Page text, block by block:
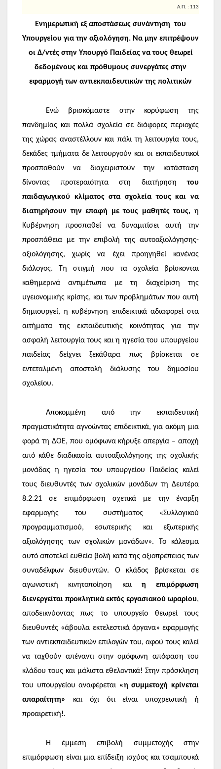
Α.Π. : 113
Eνημερωτική εξ αποστάσεως συνάντηση του
Υπουργείου για την αξιολόγηση. Να μην επιτρέψουν
οι Δ/ντές στην Υπουργό Παιδείας να τους θεωρεί
δεδομένους και πρόθυμους συνεργάτες στην
εφαρμογή των αντιεκπαιδευτικών της πολιτικών
Ενώ βρισκόμαστε στην κορύφωση της
πανδημίας και πολλά σχολεία σε διάφορες περιοχές
της χώρας αναστέλλουν και πάλι τη λειτουργία τους,
δεκάδες τμήματα δε λειτουργούν και οι εκπαιδευτικοί
προσπαθούν να διαχειριστούν την κατάσταση
δίνοντας προτεραιότητα στη διατήρησητου
παιδαγωγικού κλίματος στα σχολεία τους και να
διατηρήσουν την επαφή με τους μαθητές τους, η
Κυβέρνηση προσπαθεί να δυναμιτίσει αυτή την
προσπάθεια με την επιβολή της αυτοαξιολόγησης-
αξιολόγησης, χωρίς να έχει προηγηθεί κανένας
διάλογος. Τη στιγμή που τα σχολεία βρίσκονται
καθημερινά αντιμέτωπα με τη διαχείριση της
υγειονομικής κρίσης, και των προβλημάτων που αυτή
δημιουργεί, η κυβέρνηση επιδεικτικά αδιαφορεί στα
αιτήματα της εκπαιδευτικής κοινότητας για την
ασφαλή λειτουργία τους και η ηγεσία του υπουργείου
παιδείας δείχνει ξεκάθαρα πως βρίσκεται σε
εντεταλμένη αποστολή διάλυσης του δημοσίου
σχολείου.
Αποκομμένη από την εκπαιδευτική
πραγματικότητα αγνοώντας επιδεικτικά, για ακόμη μια
φορά τη ΔΟΕ, που ομόφωνα κήρυξε απεργία – αποχή
από κάθε διαδικασία αυτοαξιολόγησης της σχολικής
μονάδας η ηγεσία του υπουργείου Παιδείας καλεί
τους διευθυντές των σχολικών μονάδων τη Δευτέρα
8.2.21 σε επιμόρφωση σχετικά με την έναρξη
εφαρμογής του συστήματος «Συλλογικού
προγραμματισμού, εσωτερικής και εξωτερικής
αξιολόγησης των σχολικών μονάδων». Το κάλεσμα
αυτό αποτελεί ευθεία βολή κατά της αξιοπρέπειας των
συναδέλφων διευθυντών. Ο κλάδος βρίσκεται σε
αγωνιστική κινητοποίηση και η επιμόρφωση
διενεργείται προκλητικά εκτός εργασιακού ωραρίου,
αποδεικνύοντας πως το υπουργείο θεωρεί τους
διευθυντές «άβουλα εκτελεστικά όργανα» εφαρμογής
των αντιεκπαιδευτικών επιλογών του, αφού τους καλεί
να ταχθούν απέναντι στην ομόφωνη απόφαση του
κλάδου τους και μάλιστα εθελοντικά! Στην πρόσκληση
του υπουργείου αναφέρεται «η συμμετοχή κρίνεται
απαραίτητη»
και όχι ότι είναι υποχρεωτική ή
προαιρετική!.
Η έμμεση επιβολή συμμετοχής στην
επιμόρφωση είναι μια επίδειξη ισχύος και τσαμπουκά